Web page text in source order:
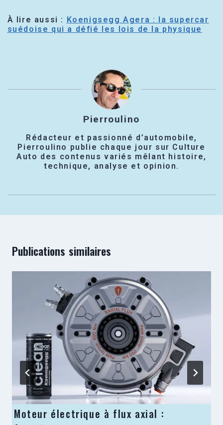
À lire aussi : Koenigsegg Agera : la supercar
suédoise qui a défié les lois de la physique
Pierroulino
Rédacteur et passionné d’automobile,
Pierroulino publie chaque jour sur Culture
Auto des contenus variés mêlant histoire,
technique, analyse et opinion.
Publications similaires
Moteur électrique à flux axial :